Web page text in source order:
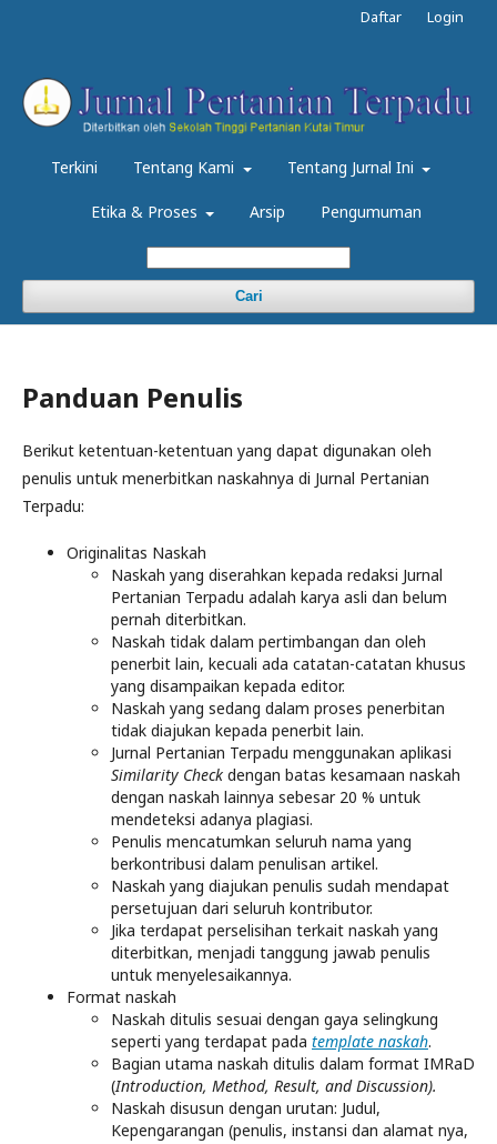
Terkini Tentang Kami Tentang Jurnal Ini
Etika & Proses Arsip Pengumuman
Cari
Daftar Login
Panduan Penulis
Berikut ketentuan-ketentuan yang dapat digunakan oleh
penulis untuk menerbitkan naskahnya di Jurnal Pertanian
Terpadu:
Originalitas Naskah
Naskah yang diserahkan kepada redaksi Jurnal
Pertanian Terpadu adalah karya asli dan belum
pernah diterbitkan.
Naskah tidak dalam pertimbangan dan oleh
penerbit lain, kecuali ada catatan-catatan khusus
yang disampaikan kepada editor.
Naskah yang sedang dalam proses penerbitan
tidak diajukan kepada penerbit lain.
Jurnal Pertanian Terpadu menggunakan aplikasi
Similarity Check dengan batas kesamaan naskah
dengan naskah lainnya sebesar 20 % untuk
mendeteksi adanya plagiasi.
Penulis mencatumkan seluruh nama yang
berkontribusi dalam penulisan artikel.
Naskah yang diajukan penulis sudah mendapat
persetujuan dari seluruh kontributor.
Jika terdapat perselisihan terkait naskah yang
diterbitkan, menjadi tanggung jawab penulis
untuk menyelesaikannya.
Format naskah
Naskah ditulis sesuai dengan gaya selingkung
seperti yang terdapat pada template naskah.
Bagian utama naskah ditulis dalam format IMRaD
(Introduction, Method, Result, and Discussion).
Naskah disusun dengan urutan: Judul,
Kepengarangan (penulis, instansi dan alamat nya,